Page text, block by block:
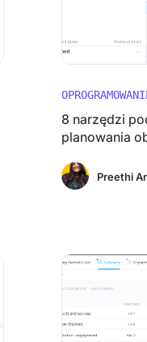
8 narzędzi
planowania
Preethi